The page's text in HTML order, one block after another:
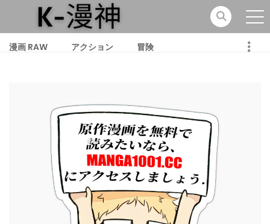
漫画 RAW アクション 冒険